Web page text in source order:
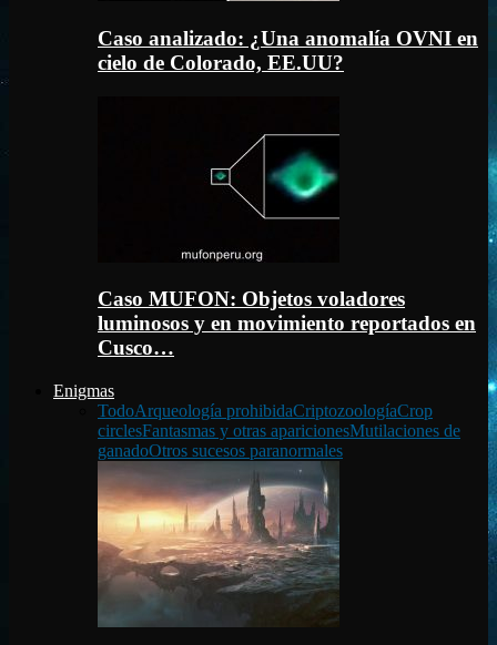
Caso analizado: ¿Una anomalía OVNI en
cielo de Colorado, EE.UU?
Caso MUFON: Objetos voladores
luminosos y en movimiento reportados en
Cusco…
Enigmas
TodoArqueología prohibidaCriptozoologíaCrop
circlesFantasmas y otras aparicionesMutilaciones de
ganadoOtros sucesos paranormales